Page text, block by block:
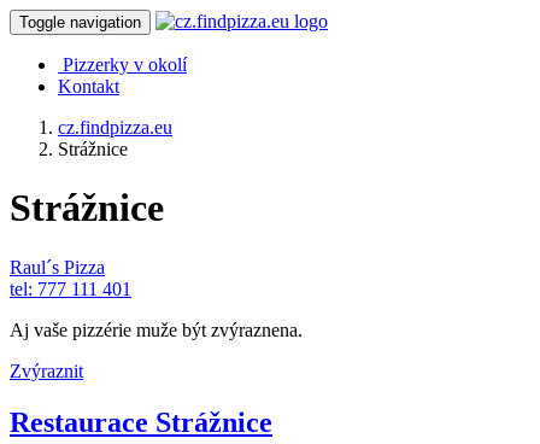
Toggle navigation
Pizzerky v okolí
Kontakt
cz.findpizza.eu
Strážnice
Strážnice
Raul´s Pizza
tel: 777 111 401
Aj vaše pizzérie muže být zvýraznena.
Zvýraznit
Restaurace Strážnice